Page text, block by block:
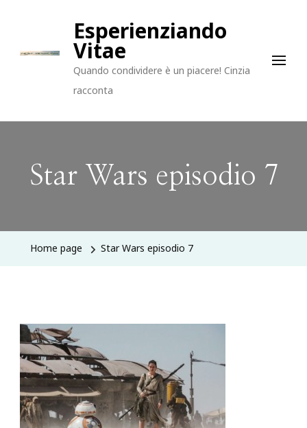
Esperienziando
Vitae
Quando condividere è un piacere! Cinzia
racconta
Star Wars episodio 7
Home page Star Wars episodio 7